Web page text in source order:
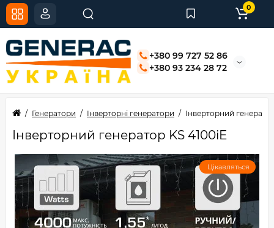
+380 99 727 52 86
+380 93 234 28 72
0
Генератори Інверторні генератори Інверторний
Інверторний генератор KS 4100iE
Цікавляться